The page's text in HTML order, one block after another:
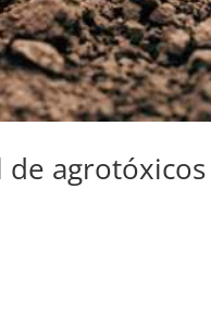
agrotóxicos